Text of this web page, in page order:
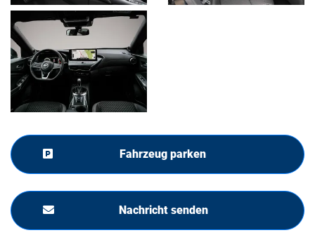
Fahrzeug parken
Nachricht senden